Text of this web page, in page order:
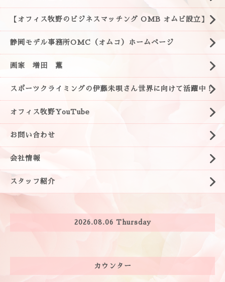
【オフィス牧野のビジネスマッチング OMB オムビ設立】
静岡モデル事務所OMC（オムコ）ホームページ
画家 増田 薫
スポーツクライミングの伊藤未唄さん世界に向けて活躍中！
オフィス牧野YouTube
お問い合わせ
会社情報
スタッフ紹介
2026.08.06 Thursday
カウンター